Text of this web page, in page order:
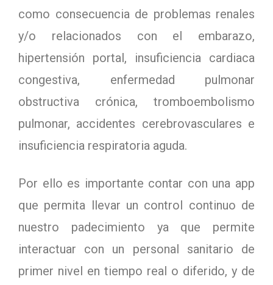
como consecuencia de problemas renales
y/o relacionados con el embarazo,
hipertensión portal, insuficiencia cardiaca
congestiva, enfermedad pulmonar
obstructiva crónica, tromboembolismo
pulmonar, accidentes cerebrovasculares e
insuficiencia respiratoria aguda.
Por ello es importante contar con una app
que permita llevar un control continuo de
nuestro padecimiento ya que permite
interactuar con un personal sanitario de
primer nivel en tiempo real o diferido, y de